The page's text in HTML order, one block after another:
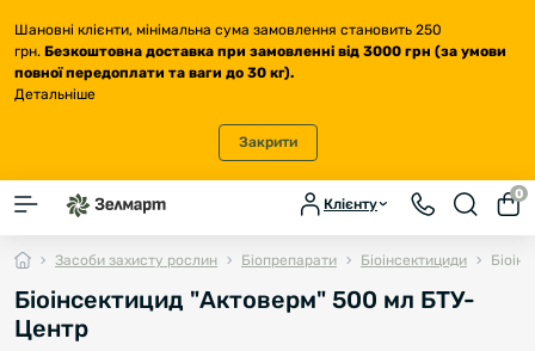
Шановні клієнти, мінімальна сума замовлення становить 250
грн. Безкоштовна доставка при замовленні від 3000 грн (за умови
повної передоплати та ваги до 30 кг).
Детальніше
Закрити
Клієнту
0
Засоби захисту рослин Біопрепарати Біоінсектициди
Біоінсектицид "Актоверм" 500 мл БТУ-
Центр